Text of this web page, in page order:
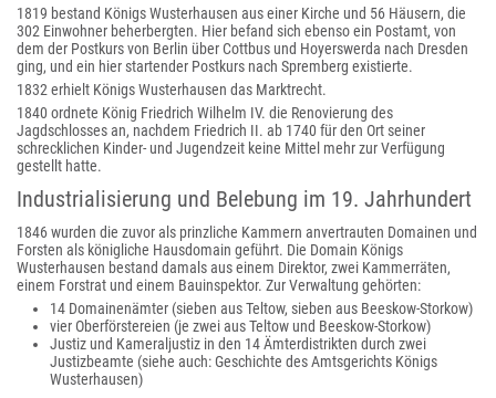
1819 bestand Königs Wusterhausen aus einer Kirche und 56 Häusern, die
302 Einwohner beherbergten. Hier befand sich ebenso ein Postamt, von
dem der Postkurs von Berlin über Cottbus und Hoyerswerda nach Dresden
ging, und ein hier startender Postkurs nach Spremberg existierte.
1832 erhielt Königs Wusterhausen das Marktrecht.
1840 ordnete König Friedrich Wilhelm IV. die Renovierung des
Jagdschlosses an, nachdem Friedrich II. ab 1740 für den Ort seiner
schrecklichen Kinder- und Jugendzeit keine Mittel mehr zur Verfügung
gestellt hatte.
Industrialisierung und Belebung im 19. Jahrhundert
1846 wurden die zuvor als prinzliche Kammern anvertrauten Domainen und
Forsten als königliche Hausdomain geführt. Die Domain Königs
Wusterhausen bestand damals aus einem Direktor, zwei Kammerräten,
einem Forstrat und einem Bauinspektor. Zur Verwaltung gehörten:
14 Domainenämter (sieben aus Teltow, sieben aus Beeskow-Storkow)
vier Oberförstereien (je zwei aus Teltow und Beeskow-Storkow)
Justiz und Kameraljustiz in den 14 Ämterdistrikten durch zwei
Justizbeamte (siehe auch: Geschichte des Amtsgerichts Königs
Wusterhausen)